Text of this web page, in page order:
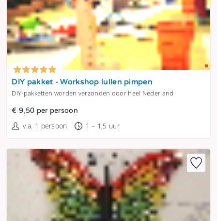
Tonen
DIY pakket - Workshop lullen pimpen
DIY-pakketten worden verzonden door heel Nederland
€ 9,50 per persoon
v.a. 1 persoon 1 – 1,5 uur